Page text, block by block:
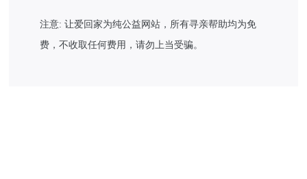
注意: 让爱回家为纯公益网站，所有寻亲帮助均为免
费，不收取任何费用，请勿上当受骗。